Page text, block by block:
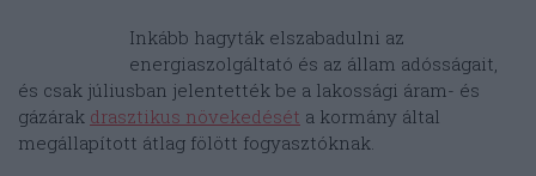
Inkább hagyták elszabadulni az
energiaszolgáltató és az állam adósságait,
és csak júliusban jelentették be a lakossági áram- és
gázárak drasztikus növekedését a kormány által
megállapított átlag fölött fogyasztóknak.